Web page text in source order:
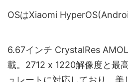
OSはXiaomi
6.67インチ CrystalRes
載。2712 x 1220解像度と最
ュレートに対応しており、